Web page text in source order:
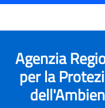
Agenzia
per la